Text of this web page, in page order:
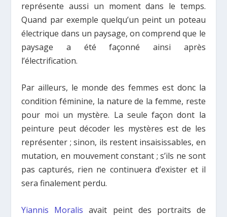
représente aussi un moment dans le temps.
Quand par exemple quelqu’un peint un poteau
électrique dans un paysage, on comprend que le
paysage a été façonné ainsi après
l’électrification.
Par ailleurs, le monde des femmes est donc la
condition féminine, la nature de la femme, reste
pour moi un mystère. La seule façon dont la
peinture peut décoder les mystères est de les
représenter ; sinon, ils restent insaisissables, en
mutation, en mouvement constant ; s’ils ne sont
pas capturés, rien ne continuera d’exister et il
sera finalement perdu.
Yiannis Moralis avait peint des portraits de